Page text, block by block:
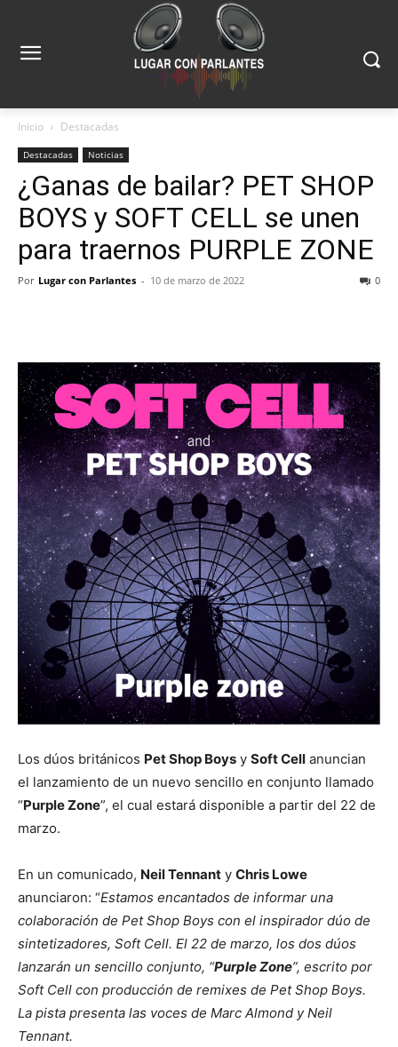
Inicio Destacadas
Destacadas Noticias
¿Ganas de bailar? PET SHOP
BOYS y SOFT CELL se unen
para traernos PURPLE ZONE
Por Lugar con Parlantes - 10 de marzo de 2022 0
Los dúos británicos Pet Shop Boys y Soft Cell anuncian
el lanzamiento de un nuevo sencillo en conjunto llamado
“Purple Zone”, el cual estará disponible a partir del 22 de
marzo.
En un comunicado, Neil Tennant y Chris Lowe
anunciaron: “Estamos encantados de informar una
colaboración de Pet Shop Boys con el inspirador dúo de
sintetizadores, Soft Cell. El 22 de marzo, los dos dúos
lanzarán un sencillo conjunto, “Purple Zone”, escrito por
Soft Cell con producción de remixes de Pet Shop Boys.
La pista presenta las voces de Marc Almond y Neil
Tennant.